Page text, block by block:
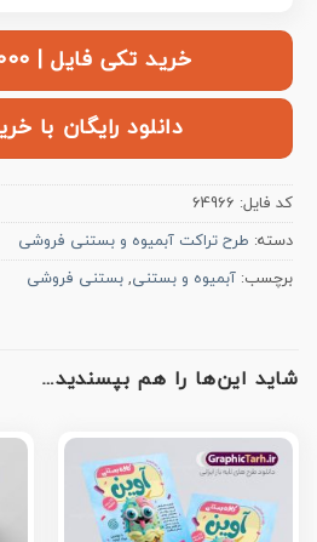
خرید تکی فایل | ۱۰۰,۰۰۰ تومان
دانلود رایگان با
کد فایل: 64966
دسته: طرح تراکت آبمیوه و بستنی فروشی
برچسب: آبمیوه و بستنی, بستنی فروشی
شاید این‌ها را هم بپسندید…